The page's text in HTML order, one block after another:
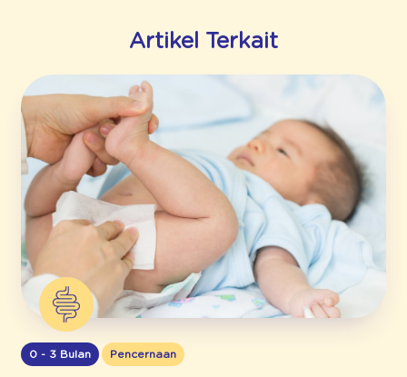
Artikel Terkait
0 - 3 Bulan Pencernaan